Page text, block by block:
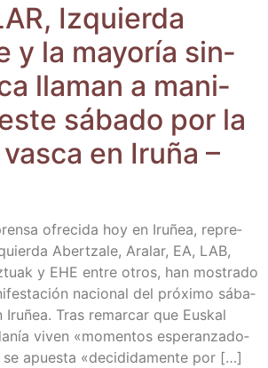
Izquier­da
y la mayo­ría sin­
lla­man a mani­
sába­do por la
en Iru­ña –
ofre­ci­da hoy en Iru­ñea, repre­
Aber­tza­le, Ara­lar, EA, LAB,
y EHE entre otros, han mos­tra­do
nacio­nal del pró­xi­mo sába­
Tras remar­car que Eus­kal
viven «momen­tos espe­ran­za­do­
se apues­ta «deci­di­da­men­te por […]